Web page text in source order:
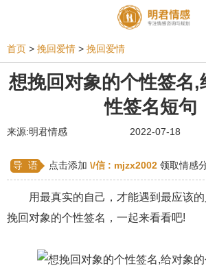
相亲 同性恋 恋爱技巧
爱情相关 星座情感
姻缘测试 怀孕
感情挽回 双鱼座男生 情感
水瓶座男生 摩羯座男生
天蝎座男生 天秤座男生
爱情诗句
首页 > 挽回爱情 > 挽回爱情
想挽回对象的个性签名,
性签名短句
来源:明君情感 2022-07-18
导 语 点击添加 \/信 : mjzx2002 领取情感
用最真实的自己，才能遇到最应该的
挽回对象的个性签名，一起来看看吧!